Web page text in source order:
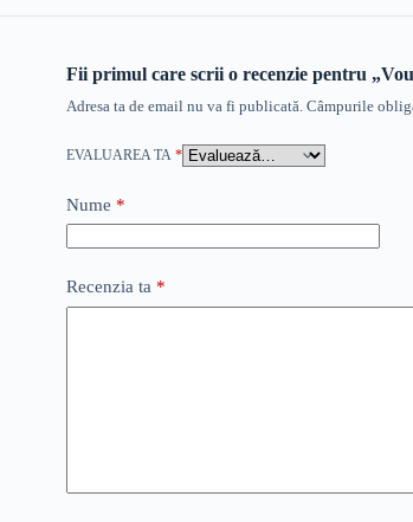
Fii primul care scrii o recenzie pentru
Adresa ta de email nu va fi publicată. Câmpurile
EVALUAREA TA *
Nume *
Recenzia ta *